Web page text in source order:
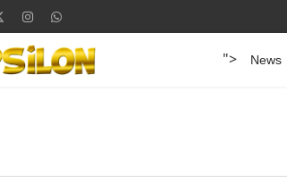
"> News